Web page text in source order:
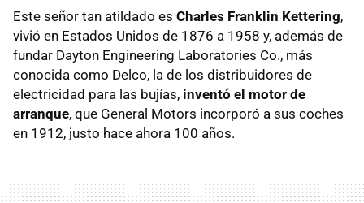
Este señor tan atildado es Charles Franklin Kettering,
vivió en Estados Unidos de 1876 a 1958 y, además de
fundar Dayton Engineering Laboratories Co., más
conocida como Delco, la de los distribuidores de
electricidad para las bujías, inventó el motor de
arranque, que General Motors incorporó a sus coches
en 1912, justo hace ahora 100 años.